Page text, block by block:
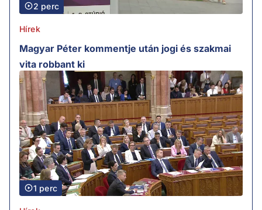
2 perc
Hírek
Magyar Péter kommentje után jogi és szakmai
vita robbant ki
1 perc